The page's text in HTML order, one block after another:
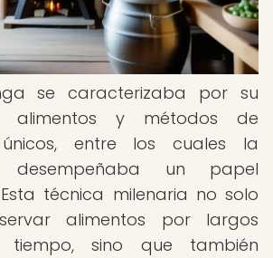
se caracterizaba por su
alimentos y métodos de
entre los cuales la
desempeñaba un papel
técnica milenaria no solo
alimentos por largos
tiempo, sino que también